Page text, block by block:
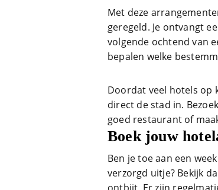
Met deze
geregeld. Je ontvangt
volgende ochtend van
bepalen welke
Doordat veel hotels op
direct de stad in.
goed restaurant of
Boek jouw
Ben je toe aan een
verzorgd uitje? Bekijk